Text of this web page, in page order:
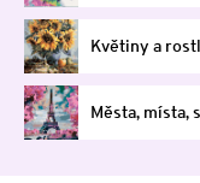
Květiny a
Města, místa,